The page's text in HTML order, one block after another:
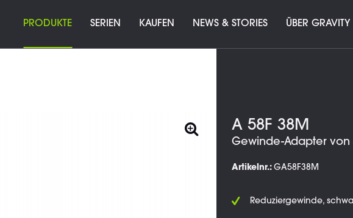
PRODUKTE SERIEN KAUFEN NEWS & STORIES ÜBER GRAVITY
A 58F 38M
Gewinde-Adapter
Artikelnr.: GA58F38M
Reduziergewinde,